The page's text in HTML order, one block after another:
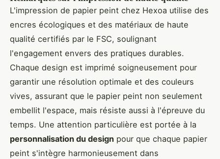
L'impression de papier peint chez Hexoa utilise des
encres écologiques et des matériaux de haute
qualité certifiés par le FSC, soulignant
l'engagement envers des pratiques durables.
Chaque design est imprimé soigneusement pour
garantir une résolution optimale et des couleurs
vives, assurant que le papier peint non seulement
embellit l'espace, mais résiste aussi à l'épreuve du
temps. Une attention particulière est portée à la
personnalisation du design pour que chaque papier
peint s'intègre harmonieusement dans